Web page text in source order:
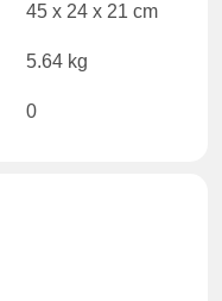
45 x 24 x 21 cm
5.64 kg
0